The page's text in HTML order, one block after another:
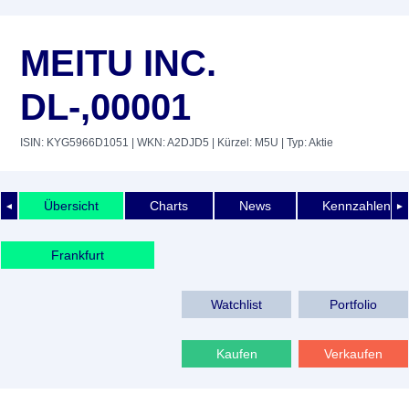
MEITU INC.
DL-,00001
ISIN: KYG5966D1051 | WKN: A2DJD5 | Kürzel: M5U | Typ: Aktie
◄ ►
Übersicht Charts News Kennzahlen
Frankfurt
Watchlist Portfolio
Kaufen Verkaufen